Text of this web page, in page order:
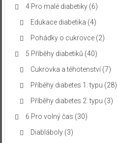
4 Pro malé diabetiky(6)
Edukace diabetika (4)
Pohádky o cukrovce(2)
5 Příběhy diabetiků (40)
Cukrovka a těhotenství(7)
Příběhy diabetes 1. typu (28)
Příběhy diabetes 2. typu (3)
6 Pro volný čas (30)
Diabláboly(3)